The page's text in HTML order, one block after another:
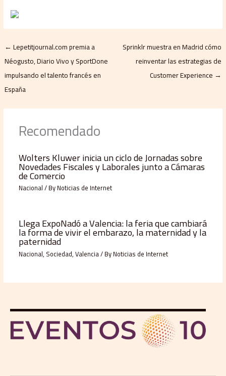
←Lepetitjournal.com premia a
Néogusto, Diario Vivo y SportDone
impulsando el talento francés en
España
Sprinklr muestra en Madrid cómo
reinventar las estrategias de
Customer Experience →
Recomendado
Wolters Kluwer inicia un ciclo de Jornadas sobre
Novedades Fiscales y Laborales junto a Cámaras
de Comercio
Nacional/ ByNoticias de Internet
Llega ExpoNadó a Valencia: la feria que cambiará
la forma de vivir el embarazo, la maternidad y la
paternidad
Nacional, Sociedad,Valencia/ ByNoticias de Internet